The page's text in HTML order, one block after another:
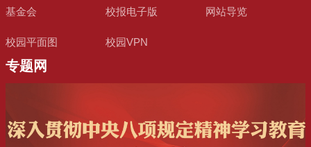
基金会 校报电子版 网站导览
校园平面图 校园VPN
专题网